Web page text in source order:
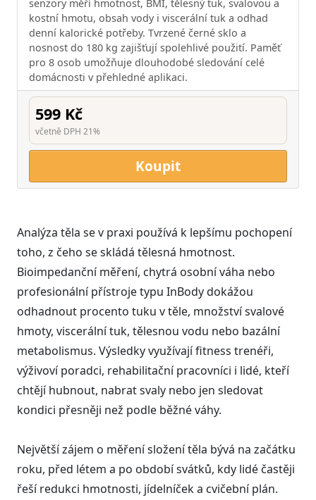
senzory měří hmotnost, BMI, tělesný tuk, svalovou a
kostní hmotu, obsah vody i viscerální tuk a odhad
denní kalorické potřeby. Tvrzené černé sklo a
nosnost do 180 kg zajišťují spolehlivé použití. Paměť
pro 8 osob umožňuje dlouhodobé sledování celé
domácnosti v přehledné aplikaci.
599 Kč
včetně DPH 21%
Koupit
Analýza těla se v praxi používá k lepšímu pochopení
toho, z čeho se skládá tělesná hmotnost.
Bioimpedanční měření, chytrá osobní váha nebo
profesionální přístroje typu InBody dokážou
odhadnout procento tuku v těle, množství svalové
hmoty, viscerální tuk, tělesnou vodu nebo bazální
metabolismus. Výsledky využívají fitness trenéři,
výživoví poradci, rehabilitační pracovníci i lidé, kteří
chtějí hubnout, nabrat svaly nebo jen sledovat
kondici přesněji než podle běžné váhy.
Největší zájem o měření složení těla bývá na začátku
roku, před létem a po období svátků, kdy lidé častěji
řeší redukci hmotnosti, jídelníček a cvičební plán.